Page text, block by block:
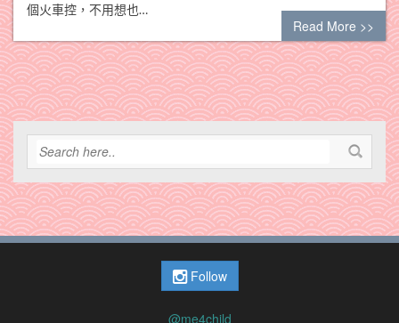
個火車控，不用想也…
Read More >>
Follow
@me4child